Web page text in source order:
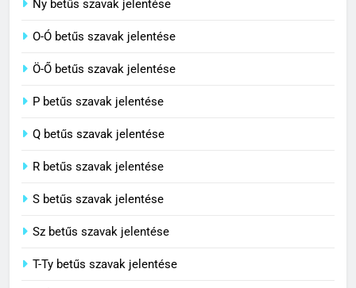
8
Centenárium jelentése
Ny betűs szavak jelentése
O-Ó betűs szavak jelentése
Ö-Ő betűs szavak jelentése
P betűs szavak jelentése
Q betűs szavak jelentése
R betűs szavak jelentése
S betűs szavak jelentése
Sz betűs szavak jelentése
T-Ty betűs szavak jelentése